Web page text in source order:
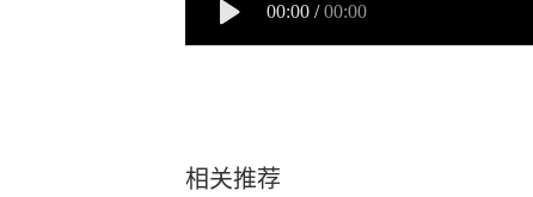
00:00 / 00:00
相关推荐